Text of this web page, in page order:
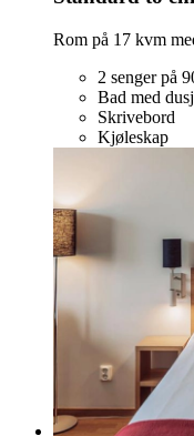
Rom på 17 kvm
2 senger på
Bad med dusj
Skrivebord
Kjøleskap